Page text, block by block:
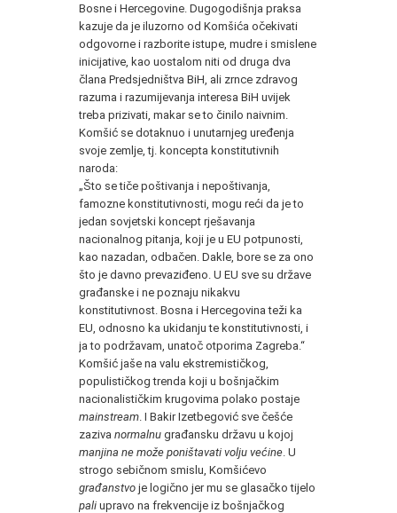
Bosne i Hercegovine. Dugogodišnja praksa
kazuje da je iluzorno od Komšića očekivati
odgovorne i razborite istupe, mudre i smislene
inicijative, kao uostalom niti od druga dva
člana Predsjedništva BiH, ali zrnce zdravog
razuma i razumijevanja interesa BiH uvijek
treba prizivati, makar se to činilo naivnim.
Komšić se dotaknuo i unutarnjeg uređenja
svoje zemlje, tj. koncepta konstitutivnih
naroda:
„Što se tiče poštivanja i nepoštivanja,
famozne konstitutivnosti, mogu reći da je to
jedan sovjetski koncept rješavanja
nacionalnog pitanja, koji je u EU potpunosti,
kao nazadan, odbačen. Dakle, bore se za ono
što je davno prevaziđeno. U EU sve su države
građanske i ne poznaju nikakvu
konstitutivnost. Bosna i Hercegovina teži ka
EU, odnosno ka ukidanju te konstitutivnosti, i
ja to podržavam, unatoč otporima Zagreba.“
Komšić jaše na valu ekstremističkog,
populističkog trenda koji u bošnjačkim
nacionalističkim krugovima polako postaje
mainstream . I Bakir Izetbegović sve češće
zaziva normalnu građansku državu u kojoj
manjina ne može poništavati volju većine . U
strogo sebičnom smislu, Komšićevo
građanstvo je logično jer mu se glasačko tijelo
pali upravo na frekvencije iz bošnjačkog